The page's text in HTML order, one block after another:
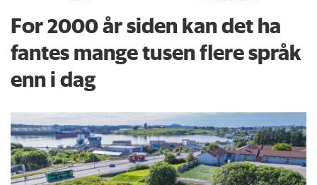
For 2000 år siden kan det ha
fantes mange tusen flere språk
enn i dag